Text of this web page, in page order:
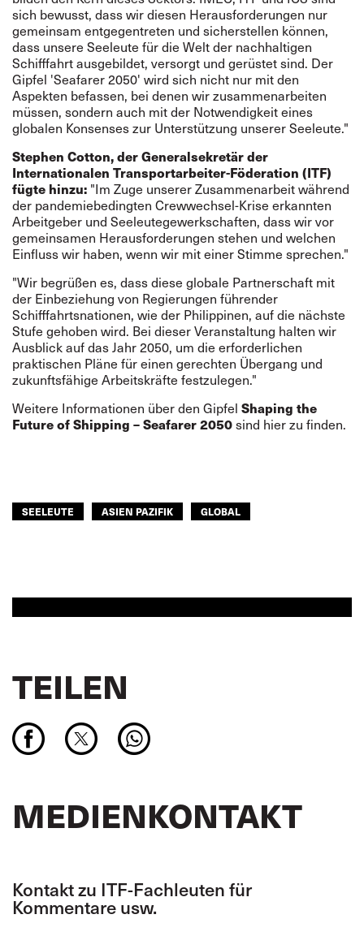
sich bewusst, dass wir diesen Herausforderungen nur
gemeinsam entgegentreten und sicherstellen können,
dass unsere Seeleute für die Welt der nachhaltigen
Schifffahrt ausgebildet, versorgt und gerüstet sind. Der
Gipfel 'Seafarer 2050' wird sich nicht nur mit den
Aspekten befassen, bei denen wir zusammenarbeiten
müssen, sondern auch mit der Notwendigkeit eines
globalen Konsenses zur Unterstützung unserer Seeleute."
Stephen Cotton, der Generalsekretär der
Internationalen Transportarbeiter-Föderation (ITF)
fügte hinzu: "Im Zuge unserer Zusammenarbeit während
der pandemiebedingten Crewwechsel-Krise erkannten
Arbeitgeber und Seeleutegewerkschaften, dass wir vor
gemeinsamen Herausforderungen stehen und welchen
Einfluss wir haben, wenn wir mit einer Stimme sprechen."
"Wir begrüßen es, dass diese globale Partnerschaft mit
der Einbeziehung von Regierungen führender
Schifffahrtsnationen, wie der Philippinen, auf die nächste
Stufe gehoben wird. Bei dieser Veranstaltung halten wir
Ausblick auf das Jahr 2050, um die erforderlichen
praktischen Pläne für einen gerechten Übergang und
zukunftsfähige Arbeitskräfte festzulegen."
Weitere Informationen über den Gipfel Shaping the
Future of Shipping – Seafarer 2050sind hierzu finden.
SEELEUTE ASIEN PAZIFIK GLOBAL
TEILEN
MEDIENKONTAKT
Kontakt zu ITF-Fachleuten für
Kommentare usw.